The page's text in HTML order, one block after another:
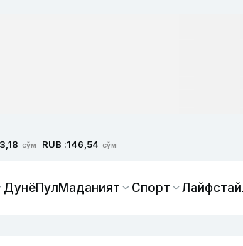
сўм RUB :146,54 сўм
ДунёПулМаданият Спорт